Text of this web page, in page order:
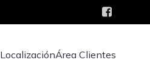
LocalizaciónÁrea Clientes